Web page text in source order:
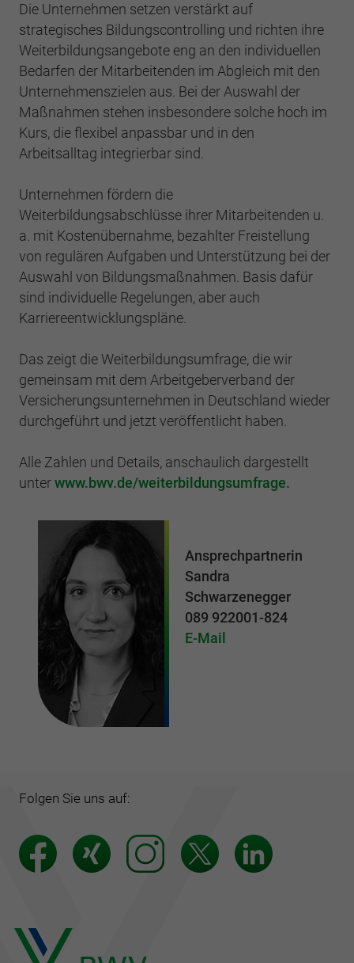
Die Unternehmen setzen verstärkt auf
strategisches Bildungscontrolling und richten ihre
Weiterbildungsangebote eng an den individuellen
Bedarfen der Mitarbeitenden im Abgleich mit den
Unternehmenszielen aus. Bei der Auswahl der
Maßnahmen stehen insbesondere solche hoch im
Kurs, die flexibel anpassbar und in den
Arbeitsalltag integrierbar sind.
Unternehmen fördern die
Weiterbildungsabschlüsse ihrer Mitarbeitenden u.
a. mit Kostenübernahme, bezahlter Freistellung
von regulären Aufgaben und Unterstützung bei der
Auswahl von Bildungsmaßnahmen. Basis dafür
sind individuelle Regelungen, aber auch
Karriereentwicklungspläne.
Das zeigt die Weiterbildungsumfrage, die wir
gemeinsam mit dem Arbeitgeberverband der
Versicherungsunternehmen in Deutschland wieder
durchgeführt und jetzt veröffentlicht haben.
Alle Zahlen und Details, anschaulich dargestellt
unterwww.bwv.de/weiterbildungsumfrage.
Ansprechpartnerin
Sandra
Schwarzenegger
089 922001-824
E-Mail
Folgen Sie uns auf:
Laufzeit 1 Jahr
Zweck
Dieser Wert speichert Ihre Consent-
Einstellungen. Unter anderem eine zufällig
generierte ID, für die historische
Speicherung Ihrer vorgenommen
dies eingestellt hat.
Name fe_typo3_user
Anbieter BWV Südwest
Laufzeit Sitzungsende
Zweck
Speicherung der Benutzer-ID bei
Anmeldung über den Webseiten-Login .
Name _ga_#
Google Analytics
Laufzeit 2 Jahre
Zweck
Sammelt Daten dazu, wie oft ein Benutzer
eine Website besucht hat, sowie Daten für
Name _gid
Anbieter Google Analytics
Laufzeit 1 Tag
Zweck
wird, um statistische Daten dazu, wie der
Besucher die Website nutzt, zu generieren.